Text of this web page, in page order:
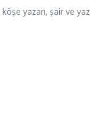
yazarı, şair ve